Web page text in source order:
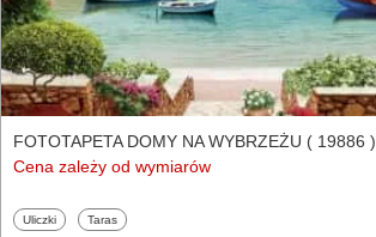
FOTOTAPETA DOMY NA WYBRZEŻU ( 19886 )
Cena zależy od wymiarów
Fototapety
Uliczki Fototapety
Taras